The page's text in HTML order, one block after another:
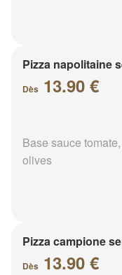
Pizza napolitaine
Dès 13.90 €
Base sauce
olives
Pizza campione
Dès 13.90 €